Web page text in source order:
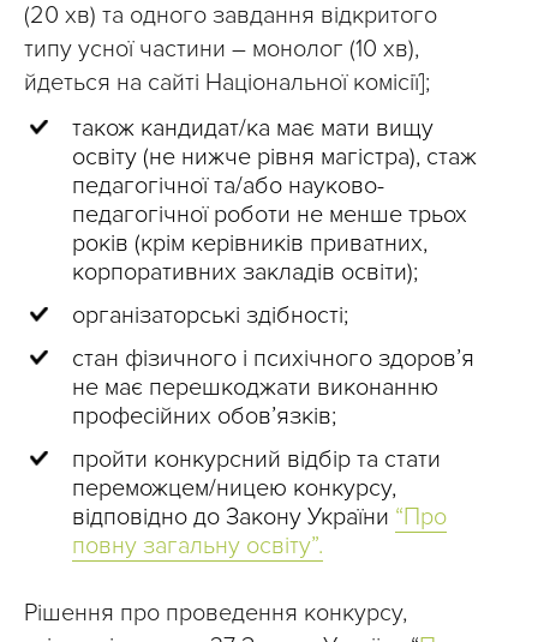
(20 хв) та одного завдання відкритого
типу усної частини – монолог (10 хв),
йдеться на сайті Національної комісії];
також кандидат/ка має мати вищу
освіту (не нижче рівня магістра), стаж
педагогічної та/або науково-
педагогічної роботи не менше трьох
років (крім керівників приватних,
корпоративних закладів освіти);
організаторські здібності;
стан фізичного і психічного здоров’я
не має перешкоджати виконанню
професійних обов’язків;
пройти конкурсний відбір та стати
переможцем/ницею конкурсу,
відповідно до Закону України “Про
повну загальну освіту”.
Рішення про проведення конкурсу,